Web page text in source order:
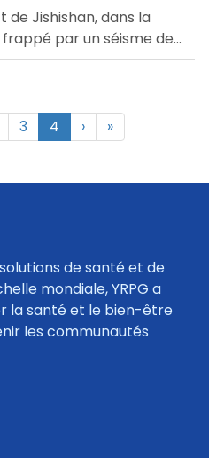
de Jishishan, dans la
par un séisme de
rapidement à l’appel
de 94 000 cartons de
valeur de 2,8 millions
3 4 › »
de santé et de
mondiale, YRPG a
la santé et le bien-être
les communautés